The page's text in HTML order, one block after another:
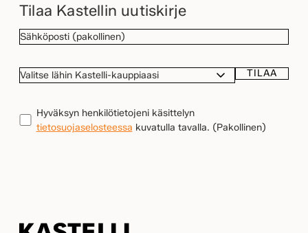
Tilaa Kastellin uutiskirje
SÄHKÖPOSTI(Pakollinen)
VALITSE
KAUPPIAASI
TIETOSUOJA(Pakollinen)
Hyväksyn henkilötietojeni käsittelyn
tietosuojaselosteessa kuvatulla tavalla. (Pakollinen)
TILAA